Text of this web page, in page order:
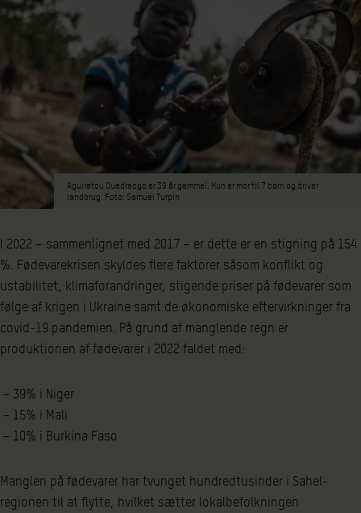
Aguiratou Ouedraogo er 39 år gammel. Hun er mor til 7 børn og driver
landbrug. Foto: Samuel Turpin
I 2022 – sammenlignet med 2017 – er dette er en stigning på 154
%. Fødevarekrisen skyldes flere faktorer såsom konflikt og
ustabilitet, klimaforandringer, stigende priser på fødevarer som
følge af krigen i Ukraine samt de økonomiske eftervirkninger fra
covid-19 pandemien. På grund af manglende regn er
produktionen af fødevarer i 2022 faldet med:
39% i Niger
15% i Mali
10% i Burkina Faso
Manglen på fødevarer har tvunget hundredtusinder i Sahel-
regionen til at flytte, hvilket sætter lokalbefolkningen